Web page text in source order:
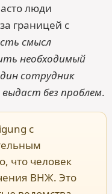
люди
границей с
смысл
необходимый
сотрудник
без проблем.
с
что человек
ВНЖ. Это